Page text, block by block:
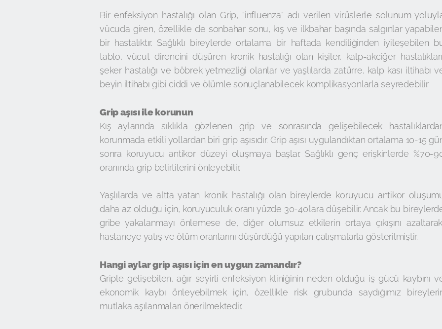
Bir enfeksiyon hastalığı olan Grip, “influenza” adı verilen virüslerle solunum
vücuda giren, özellikle de sonbahar sonu, kış ve ilkbahar başında salgınlar
bir hastalıktır. Sağlıklı bireylerde ortalama bir haftada kendiliğinden iyileşebilen
tablo, vücut direncini düşüren kronik hastalığı olan kişiler, kalp-akciğer
şeker hastalığı ve böbrek yetmezliği olanlar ve yaşlılarda zatürre, kalp kası iltihabı
beyin iltihabı gibi ciddi ve ölümle sonuçlanabilecek komplikasyonlarla seyredebilir.
Grip aşısı ile korunun
Kış aylarında sıklıkla gözlenen grip ve sonrasında gelişebilecek
korunmada etkili yollardan biri grip aşısıdır. Grip aşısı uygulandıktan ortalama 10-15
sonra koruyucu antikor düzeyi oluşmaya başlar. Sağlıklı genç erişkinlerde %70-
oranında grip belirtilerini önleyebilir.
Yaşlılarda ve altta yatan kronik hastalığı olan bireylerde koruyucu antikor
daha az olduğu için, koruyuculuk oranı yüzde 30-40’lara düşebilir. Ancak bu
gribe yakalanmayı önlemese de, diğer olumsuz etkilerin ortaya çıkışını
hastaneye yatış ve ölüm oranlarını düşürdüğü yapılan çalışmalarla gösterilmiştir.
Hangi aylar grip aşısı için en uygun zamandır?
Griple gelişebilen, ağır seyirli enfeksiyon kliniğinin neden olduğu iş gücü kaybını
ekonomik kaybı önleyebilmek için, özellikle risk grubunda saydığımız
mutlaka aşılanmaları önerilmektedir.